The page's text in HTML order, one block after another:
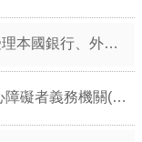
北市身心障礙者就業基金定期存款評比事宜。
義務機關(構)名單